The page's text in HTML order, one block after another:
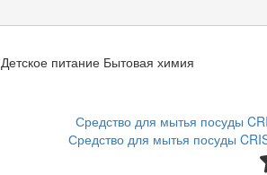
Детское питание Бытовая химия
Средство для мытья посуды